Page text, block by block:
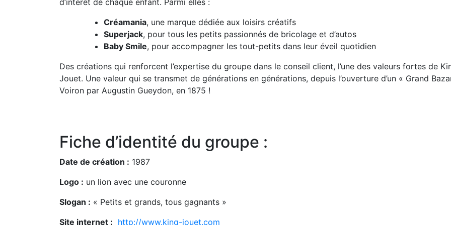
Créamania, une marque dédiée aux loisirs créatifs
Superjack, pour tous les petits passionnés de bricolage et d’autos
Baby Smile, pour accompagner les tout-petits dans leur éveil quotidien
Des créations qui renforcent l’expertise du groupe dans le conseil client, l’une des valeurs fortes de
Jouet. Une valeur qui se transmet de générations en générations, depuis l’ouverture d’un « Grand
Voiron par Augustin Gueydon, en 1875 !
Fiche d’identité du groupe :
Date de création : 1987
Logo : un lion avec une couronne
Slogan : « Petits et grands, tous gagnants »
Site internet : http://www.king-jouet.com